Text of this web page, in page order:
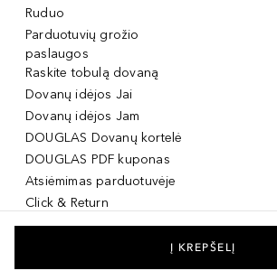
Ruduo
Parduotuvių grožio
paslaugos
Raskite tobulą dovaną
Dovanų idėjos Jai
Dovanų idėjos Jam
DOUGLAS Dovanų kortelė
DOUGLAS PDF kuponas
Atsiėmimas parduotuvėje
Click & Return
DOUGLAS Grožio Kortelė
Į KREPŠELĮ